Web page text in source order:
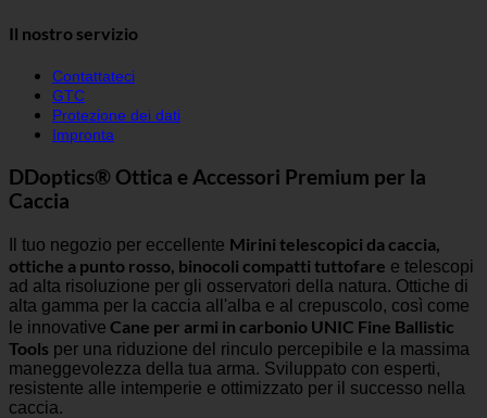
Il nostro servizio
Contattateci
GTC
Protezione dei dati
Impronta
DDoptics® Ottica e Accessori Premium per la
Caccia
Il tuo negozio per eccellente Mirini telescopici da caccia,
ottiche a punto rosso, binocoli compatti tuttofare e telescopi
ad alta risoluzione per gli osservatori della natura. Ottiche di
alta gamma per la caccia all'alba e al crepuscolo, così come
le innovative Cane per armi in carbonio UNIC Fine Ballistic
Tools per una riduzione del rinculo percepibile e la massima
maneggevolezza della tua arma. Sviluppato con esperti,
resistente alle intemperie e ottimizzato per il successo nella
caccia.